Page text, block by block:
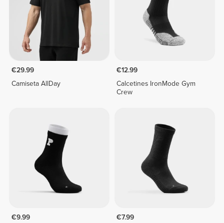
€29.99
Camiseta AllDay
€12.99
Calcetines IronMode Gym
Crew
€9.99
€7.99